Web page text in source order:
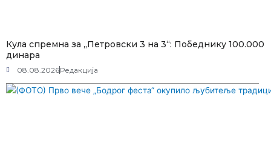
Кула спремна за „Петровски 3 на 3“: Победнику 100.000
динара
08.08.2026Редакција